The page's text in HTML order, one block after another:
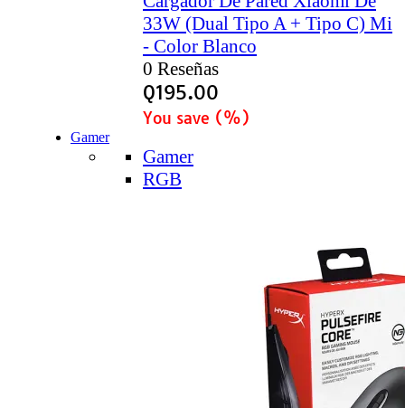
33W (Dual Tipo A + Tipo C) Mi
- Color Blanco
0 Reseñas
Q195.00
You save (%)
Gamer
Gamer
RGB